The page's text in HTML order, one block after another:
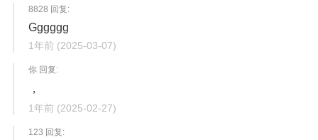
8828 回复:
Gggggg
1年前 (2025-03-07)
你 回复:
，
1年前 (2025-02-27)
123 回复: